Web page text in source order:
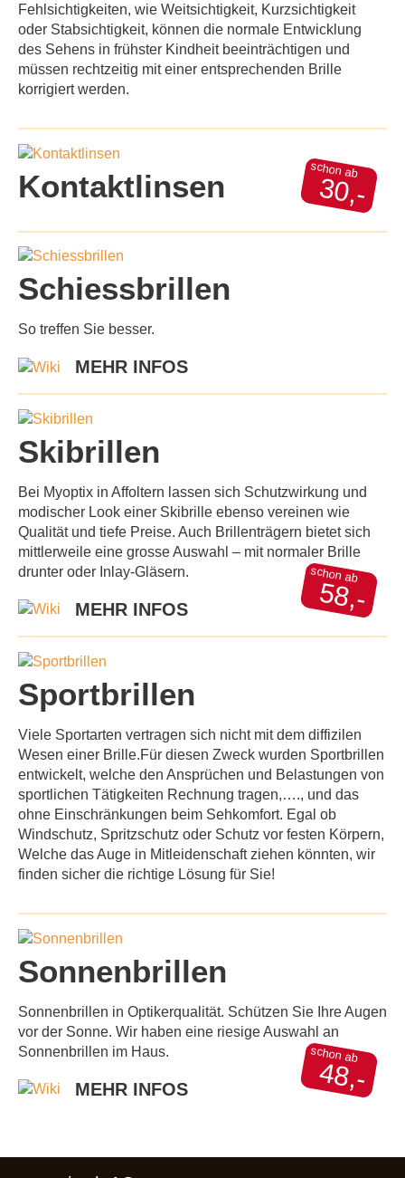
Fehlsichtigkeiten, wie Weitsichtigkeit, Kurzsichtigkeit
oder Stabsichtigkeit, können die normale Entwicklung
des Sehens in frühster Kindheit beeinträchtigen und
müssen rechtzeitig mit einer entsprechenden Brille
korrigiert werden.
Kontaktlinsen schon ab
30,-
Schiessbrillen
So treffen Sie besser.
MEHR INFOS
Skibrillen
Bei Myoptix in Affoltern lassen sich Schutzwirkung und
modischer Look einer Skibrille ebenso vereinen wie
Qualität und tiefe Preise. Auch Brillenträgern bietet sich
mittlerweile eine grosse Auswahl – mit normaler Brille
drunter oder Inlay-Gläsern.
MEHR INFOS
schon ab
58,-
Sportbrillen
Viele Sportarten vertragen sich nicht mit dem diffizilen
Wesen einer Brille.Für diesen Zweck wurden Sportbrillen
entwickelt, welche den Ansprüchen und Belastungen von
sportlichen Tätigkeiten Rechnung tragen,…., und das
ohne Einschränkungen beim Sehkomfort. Egal ob
Windschutz, Spritzschutz oder Schutz vor festen Körpern,
Welche das Auge in Mitleidenschaft ziehen könnten, wir
finden sicher die richtige Lösung für Sie!
Sonnenbrillen
Sonnenbrillen in Optikerqualität. Schützen Sie Ihre Augen
vor der Sonne. Wir haben eine riesige Auswahl an
Sonnenbrillen im Haus.
MEHR INFOS
schon ab
48,-